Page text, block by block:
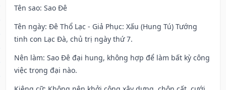
Tên sao: Sao Đê
Tên ngày: Đê Thổ Lạc - Giả Phục: Xấu (Hung Tú) Tướng
tinh con Lạc Đà, chủ trị ngày thứ 7.
Nên làm: Sao Đê đại hung, không hợp để làm bất kỳ công
việc trọng đại nào.